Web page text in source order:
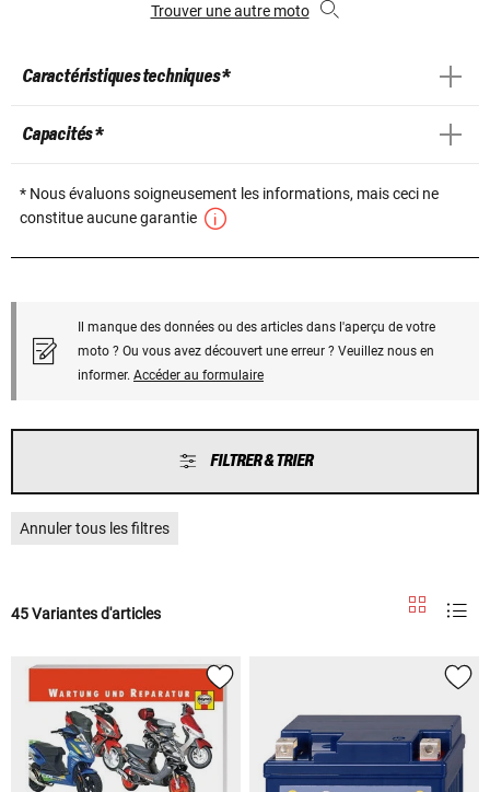
Trouver une autre moto
Caractéristiques techniques *
Capacités *
* Nous évaluons soigneusement les informations, mais ceci ne
constitue aucune garantie
Il manque des données ou des articles dans l'aperçu de votre
moto ? Ou vous avez découvert une erreur ? Veuillez nous en
informer. Accéder au formulaire
FILTRER & TRIER
Annuler tous les filtres
45 Variantes d'articles